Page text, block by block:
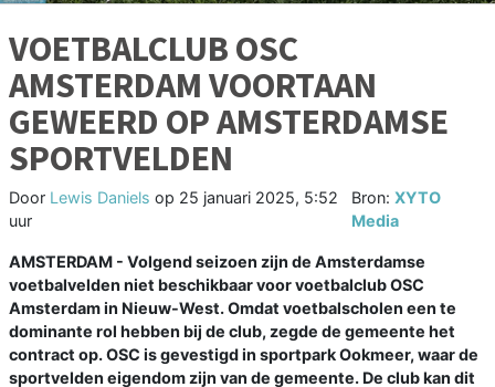
VOETBALCLUB OSC
AMSTERDAM VOORTAAN
GEWEERD OP AMSTERDAMSE
SPORTVELDEN
Door Lewis Daniels op 25 januari 2025, 5:52
uur
Bron:XYTO
Media
AMSTERDAM - Volgend seizoen zijn de Amsterdamse
voetbalvelden niet beschikbaar voor voetbalclub OSC
Amsterdam in Nieuw-West. Omdat voetbalscholen een te
dominante rol hebben bij de club, zegde de gemeente het
contract op. OSC is gevestigd in sportpark Ookmeer, waar de
sportvelden eigendom zijn van de gemeente. De club kan dit